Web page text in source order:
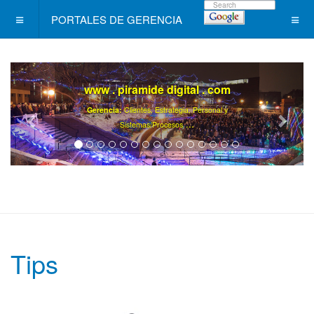
PORTALES DE GERENCIA
Level +/ Un programa de Desarrollo
Ejecutivo Continuo, Diferente !
Ya son más de 40000 gerentes registrados ...
Tips